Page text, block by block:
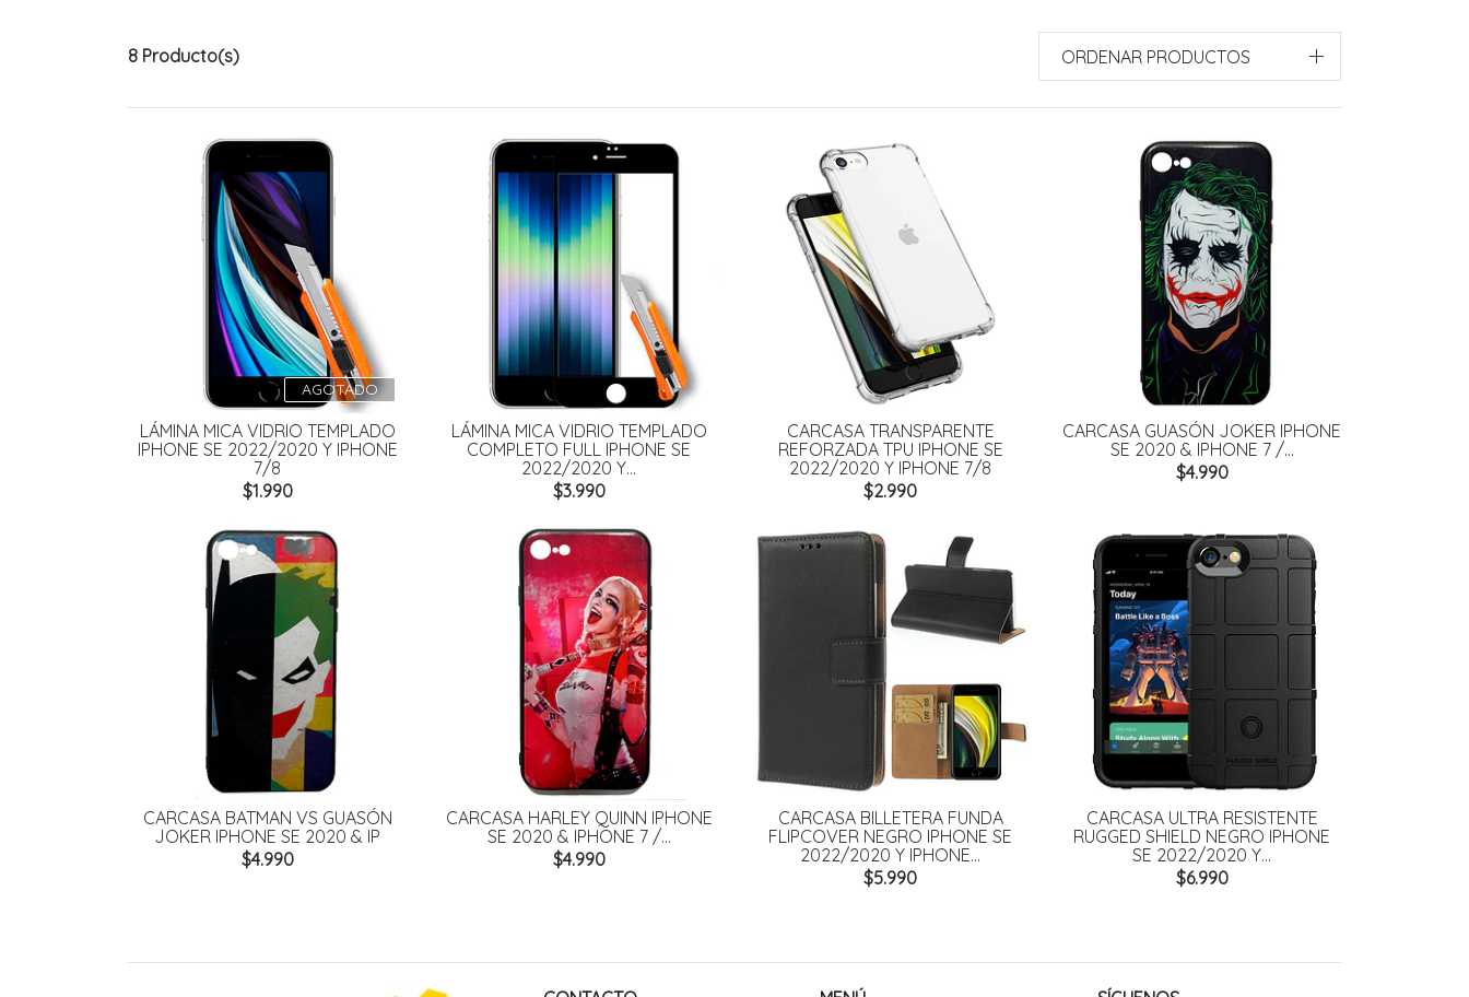
8 Producto(s) ORDENAR PRODUCTOS
AGOTADO
LÁMINA MICA VIDRIO TEMPLADO
IPHONE SE 2022/2020 Y IPHONE
7/8
$1.990
LÁMINA MICA VIDRIO TEMPLADO
COMPLETO FULL IPHONE SE
2022/2020 Y...
$3.990
CARCASA TRANSPARENTE
REFORZADA TPU IPHONE SE
2022/2020 Y IPHONE 7/8
$2.990
CARCASA GUASÓN JOKER IPHONE
SE 2020 & IPHONE 7 /...
$4.990
CARCASA BATMAN VS GUASÓN
JOKER IPHONE SE 2020 & IP
$4.990
CARCASA HARLEY QUINN IPHONE
SE 2020 & IPHONE 7 /...
$4.990
CARCASA BILLETERA FUNDA
FLIPCOVER NEGRO IPHONE SE
2022/2020 Y IPHONE...
$5.990
CARCASA ULTRA RESISTENTE
RUGGED SHIELD NEGRO IPHONE
SE 2022/2020 Y...
$6.990